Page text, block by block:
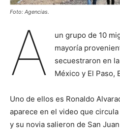
Foto: Agencias.
A
un grupo de 10
mayoría
secuestraron en
México y El Paso,
Uno de ellos es Ronaldo
aparece en el video que
y su novia salieron de San